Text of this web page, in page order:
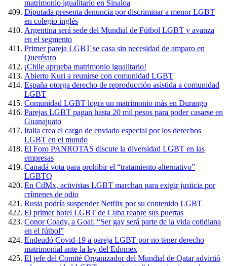
matrimonio igualitario en Sinaloa
Diputada presenta denuncia por discriminar a menor LGBT
en colegio inglés
Argentina será sede del Mundial de Fútbol LGBT y avanza
en el segmento
Primer pareja LGBT se casa sin necesidad de amparo en
Querétaro
¡Chile aprueba matrimonio igualitario!
Abierto Kuri a reunirse con comunidad LGBT
España otorga derecho de reproducción asistida a comunidad
LGBT
Comunidad LGBT logra un matrimonio más en Durango
Parejas LGBT pagan hasta 20 mil pesos para poder casarse en
Guanajuato
Italia crea el cargo de enviado especial por los derechos
LGBT en el mundo
El Foro PANROTAS discute la diversidad LGBT en las
empresas
Canadá vota para prohibir el “tratamiento alternativo”
LGBTQ
En CdMx, activistas LGBT marchan para exigir justicia por
crímenes de odio
Rusia podría suspender Netflix por su contenido LGBT
El primer hotel LGBT de Cuba reabre sus puertas
Conor Coady, a Goal: “Ser gay será parte de la vida cotidiana
en el fútbol”
Endeudó Covid-19 a pareja LGBT por no tener derecho
matrimonial ante la ley del Edomex
El jefe del Comité Organizador del Mundial de Qatar advirtió